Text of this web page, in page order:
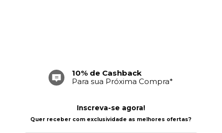
10% de Cashback
Para sua Próxima Compra*
Inscreva-se agora!
Quer receber com exclusividade as melhores ofertas?